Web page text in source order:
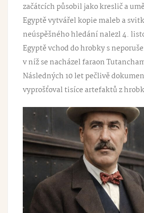
začátcích působil jako kreslič a
Egyptě vytvářel kopie maleb a
neúspěšného hledání nalezl 4.
Egyptě vchod do hrobky s
v níž se nacházel faraon
Následných 10 let pečlivě
vyprošťoval tisíce artefaktů z